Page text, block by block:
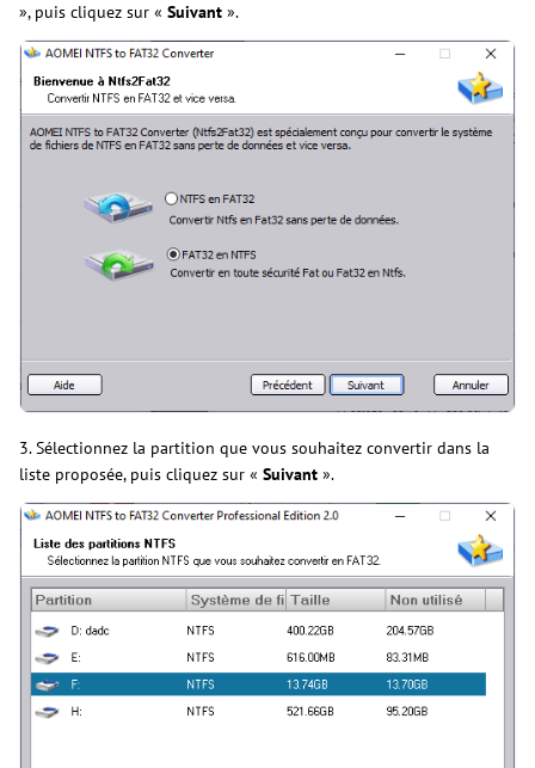
», puis cliquez sur « Suivant ».
3. Sélectionnez la partition que vous souhaitez convertir dans la
liste proposée, puis cliquez sur « Suivant ».